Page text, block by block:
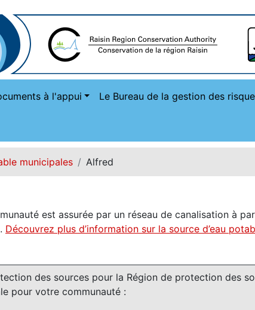
à l'appui Le Bureau de la gestion des
municipales Alfred
est assurée par un réseau de canalisation à
Découvrez plus d’information sur la source d’eau
des sources pour la Région de protection des
pour votre communauté :